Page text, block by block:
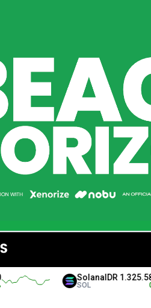
SolanaIDR 1.325.580,00
SOL